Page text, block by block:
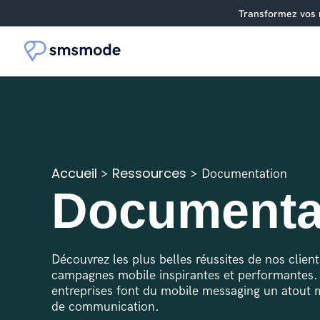
Transformez vos
Santé
Finances
Éducation
Immobilier
Marketing
ventes et vos conversions avec
le canal champion des KPIs.
jusqu'à
TTS (Text-to-speech)
RCS (Rich Communication
Services)
Google Agenda
Zapier
Mail2SMS
Adobe
Accueil > Ressources > Documentation
Découvrez les plus belles réussites de nos
campagnes mobile inspirantes et
entreprises font du mobile messaging un atout
de communication.